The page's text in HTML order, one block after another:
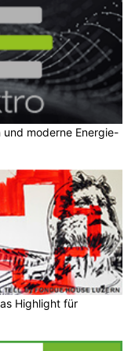
und moderne Energie-
Highlight für